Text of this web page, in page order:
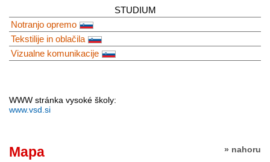
STUDIUM
Notranjo opremo
Tekstilije in oblačila
Vizualne komunikacije
WWW stránka vysoké školy:
www.vsd.si
» nahoru
Mapa